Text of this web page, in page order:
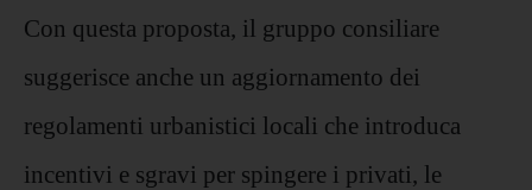
Con questa proposta, il gruppo consiliare
suggerisce anche un aggiornamento dei
regolamenti urbanistici locali che introduca
incentivi e sgravi per spingere i privati, le